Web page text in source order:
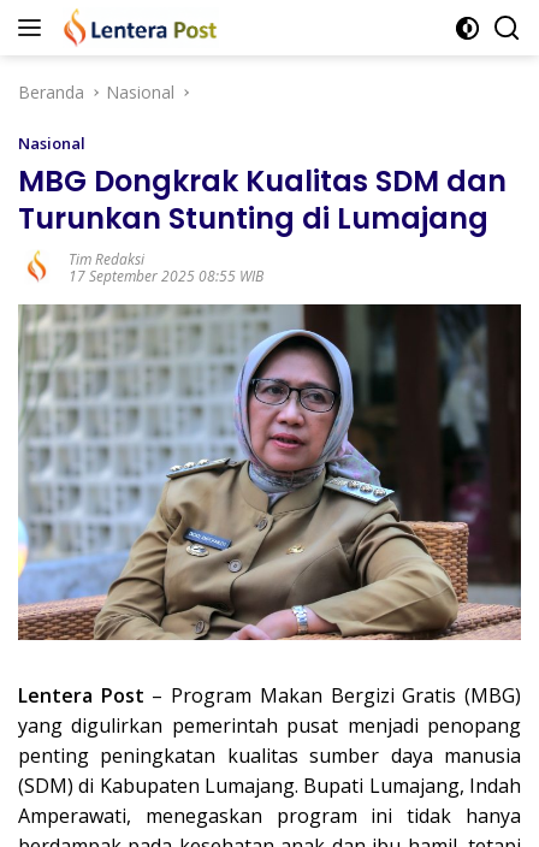
Langsung
Beranda
Nasional
Nasional
MBG Dongkrak Kualitas SDM dan
Turunkan Stunting di Lumajang
Tim Redaksi
17 September 2025 08:55 WIB
Lentera Post – Program Makan Bergizi Gratis (MBG)
yang digulirkan pemerintah pusat menjadi penopang
penting peningkatan kualitas sumber daya manusia
(SDM) di Kabupaten Lumajang. Bupati Lumajang, Indah
Amperawati, menegaskan program ini tidak hanya